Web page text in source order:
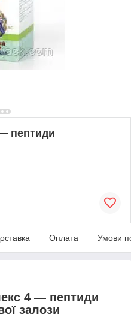
пептиди
Оплата Умови
4 — пептиди
залози